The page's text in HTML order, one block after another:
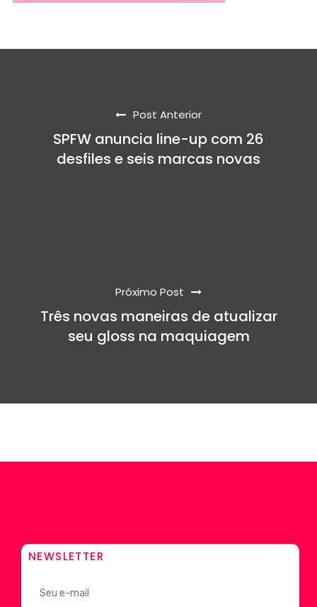
Post Anterior
SPFW anuncia line-up com 26
desfiles e seis marcas novas
Próximo Post
Três novas maneiras de atualizar
seu gloss na maquiagem
NEWSLETTER